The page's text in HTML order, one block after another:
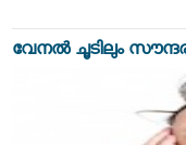
വേനല്‍ ചൂടിലും